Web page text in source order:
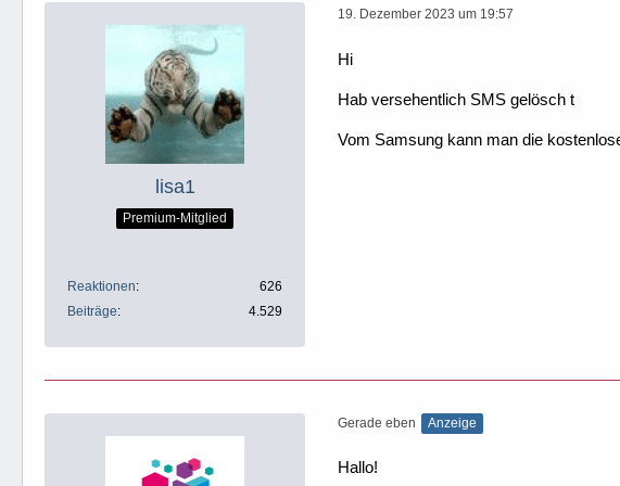
lisa1
Premium-Mitglied
Reaktionen
626
Beiträge
4.529
19. Dezember 2023 um 19:57
Hi
Hab versehentlich SMS gelösch t
Vom Samsung kann man die
Gerade eben Anzeige
Hallo!